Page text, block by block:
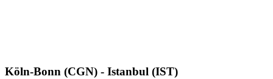
Köln-Bonn (CGN) - Istanbul (IST)